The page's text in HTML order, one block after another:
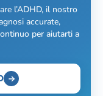
l’ADHD, il nostro
accurate,
per aiutarti a